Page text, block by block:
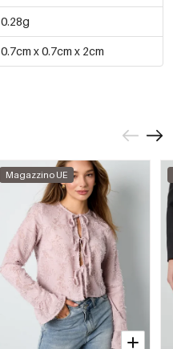
0.28g
0.7cm x 0.7cm x 2cm
Magazzino UE